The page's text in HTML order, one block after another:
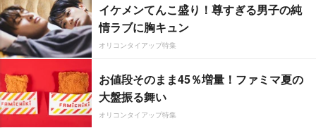
イケメンてんこ盛り！尊すぎる男子の純
情ラブに胸キュン
オリコンタイアップ特集
お値段そのまま45％増量！ファミマ夏の
大盤振る舞い
オリコンタイアップ特集